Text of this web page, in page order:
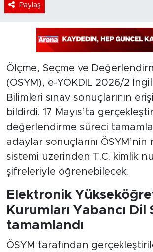
Paylaş
Ölçme, Seçme ve
(ÖSYM), e-YÖKDİL 2026/2
Bilimleri sınav sonuçlarının
bildirdi. 17 Mayıs’ta
değerlendirme süreci
adaylar sonuçlarını
sistemi üzerinden T.C. kimlik
şifreleriyle öğrenebilecek.
Elektronik
Kurumları Yabancı Dil
tamamlandı
ÖSYM tarafından